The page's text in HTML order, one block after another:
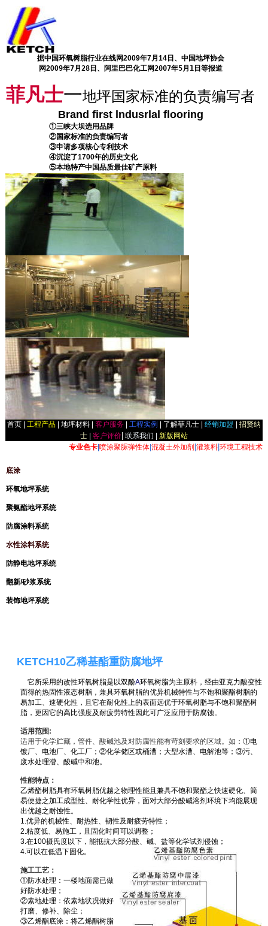
据中国环氧树脂行业在线网2009年7月14日、中国地坪协会
网2009年7月28日、阿里巴巴化工网2007年5月1日等报道
菲凡士一地坪国家标准的负责编写者
Brand first lndusrlal flooring
①三峡大坝选用品牌
②国家标准的负责编写者
③申请多项核心专利技术
④沉淀了1700年的历史文化
⑤本地特产中国品质最佳矿产原料
首页 工程产品 地坪材料 客户服务 工程实例 了解菲凡士 经销加盟
招贤纳
士
客户评价 联系我们 |
新版网站
专业色卡 喷涂聚脲弹性体 混凝土外加剂 灌浆料 环境工程技术
底涂
环氧地坪系统
聚氨酯地坪系统
防腐涂料系统
水性涂料系统
防静电地坪系统
翻新/砂浆系统
装饰地坪系统
KETCH10乙稀基酯重防腐地坪
它所采用的改性环氧树脂是以双酚A环氧树脂为主原料，经由亚克力酸变性
面得的热固性液态树脂，兼具环氧树脂的优异机械特性与不饱和聚酯树脂的
易加工、速硬化性，且它在耐化性上的表面远优于环氧树脂与不饱和聚酯树
脂，更因它的高比强度及耐疲劳特性因此可广泛应用于防腐蚀。
适用范围:
适用于化学贮藏，管件、酸碱池及对防腐性能有苛刻要求的区域。如： ①电
镀厂、电池厂、化工厂；②化学储区或桶漕；大型水漕、电解池等；③污、
废水处理漕、酸碱中和池。
性能特点：
乙烯酯树脂具有环氧树脂优越之物理性能且兼具不饱和聚酯之快速硬化、简
易便捷之加工成型性、耐化学性优异，面对大部分酸碱溶剂环境下均能展现
出优越之耐蚀性。
1.优异的机械性、耐热性、韧性及耐疲劳特性；
2.粘度低、易施工，且固化时间可以调整；
3.在100摄氏度以下，能抵抗大部分酸、碱、盐等化学试剂侵蚀；
4.可以在低温下固化。
施工工艺：
①防水处理：一楼地面需已做
好防水处理；
②素地处理：依素地状况做好
打磨、修补、除尘；
③乙烯酯底涂：将乙烯酯树脂